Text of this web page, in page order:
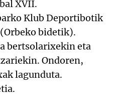
XVII.
Klub Deportibotik
bidetik).
bertsolarixekin eta
Ondoren,
lagunduta.